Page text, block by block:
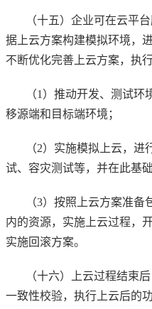
（十五）企业可在云平
据上云方案构建模拟环境，
不断优化完善上云方案，执
（1）推动开发、测试
移源端和目标端环境；
（2）实施模拟上云，
试、容灾测试等，并在此基
（3）按照上云方案准
内的资源，实施上云过程，
实施回滚方案。
（十六）上云过程结束
一致性校验，执行上云后的